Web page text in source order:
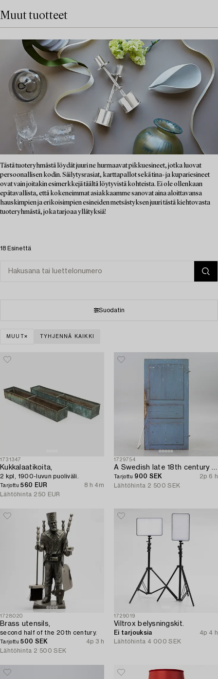
Muut tuotteet
Tästä tuoteryhmästä löydät juuri ne hurmaavat pikkuesineet, jotka luovat
persoonallisen kodin. Säilytysrasiat, karttapallot sekä tina- ja kupariesineet
ovat vain joitakin esimerkkejä täältä löytyvistä kohteista. Ei ole ollenkaan
epätavallista, että kokeneimmat asiakkaamme sanovat aina aloittavansa
hauskimpien ja erikoisimpien esineiden metsästyksen juuri tästä kiehtovasta
tuoteryhmästä, joka tarjoaa yllätyksiä!
18 Esinettä
Suodatin
MUUT TYHJENNÄ KAIKKI
1731347
Kukkalaatikoita,
2 kpl, 1900-luvun puoliväli.
Tarjottu560 EUR
8 h 4m
Lähtöhinta 250 EUR
1729754
Tarjottu 900 SEK
2p 6 h
Lähtöhinta 2 500 SEK
1728020
Brass utensils,
second half of the 20th century.
Tarjottu500 SEK
4p 3 h
Lähtöhinta 2 500 SEK
1729019
Viltrox belysningskit.
Ei tarjouksia
4p 4 h
Lähtöhinta 4 000 SEK